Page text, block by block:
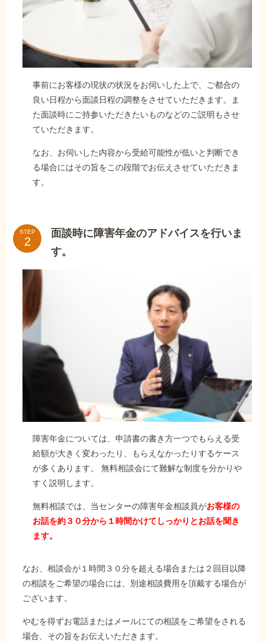
事前にお客様の現状の状況をお伺いした上で、ご都合の
良い日程から面談日程の調整をさせていただきます。ま
た面談時にご持参いただきたいものなどのご説明もさせ
ていただきます。
なお、お伺いした内容から受給可能性が低いと判断でき
る場合にはその旨をこの段階でお伝えさせていただきま
す。
STEP
面談時に障害年金のアドバイスを行いま
す。
障害年金については、申請書の書き方一つでもらえる受
給額が大きく変わったり、もらえなかったりするケース
が多くあります。 無料相談会にて難解な制度を分かりや
すく説明します。
無料相談では、当センターの障害年金相談員がお客様の
お話を約３０分から１時間かけてしっかりとお話を聞き
ます。
なお、相談会が１時間３０分を超える場合または２回目以降
の相談をご希望の場合には、別途相談費用を頂戴する場合が
ございます。
やむを得ずお電話またはメールにての相談をご希望をされる
場合、その旨をお伝えいただきます。